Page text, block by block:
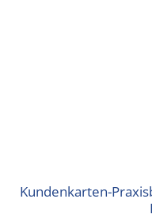
Kundenkarten-